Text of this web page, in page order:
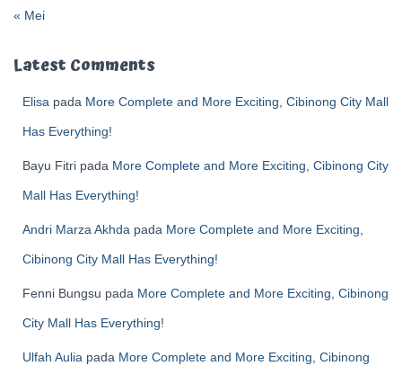
« Mei
Latest Comments
Elisa pada More Complete and More Exciting, Cibinong City Mall
Has Everything!
Bayu Fitri pada More Complete and More Exciting, Cibinong City
Mall Has Everything!
Andri Marza Akhda pada More Complete and More Exciting,
Cibinong City Mall Has Everything!
Fenni Bungsu pada More Complete and More Exciting, Cibinong
City Mall Has Everything!
Ulfah Aulia pada More Complete and More Exciting, Cibinong